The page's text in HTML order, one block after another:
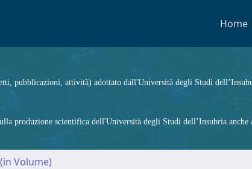
Home
pubblicazioni, attività) adottato dall'Università degli Studi
produzione scientifica dell'Università degli Studi dell’Insubria
Volume)